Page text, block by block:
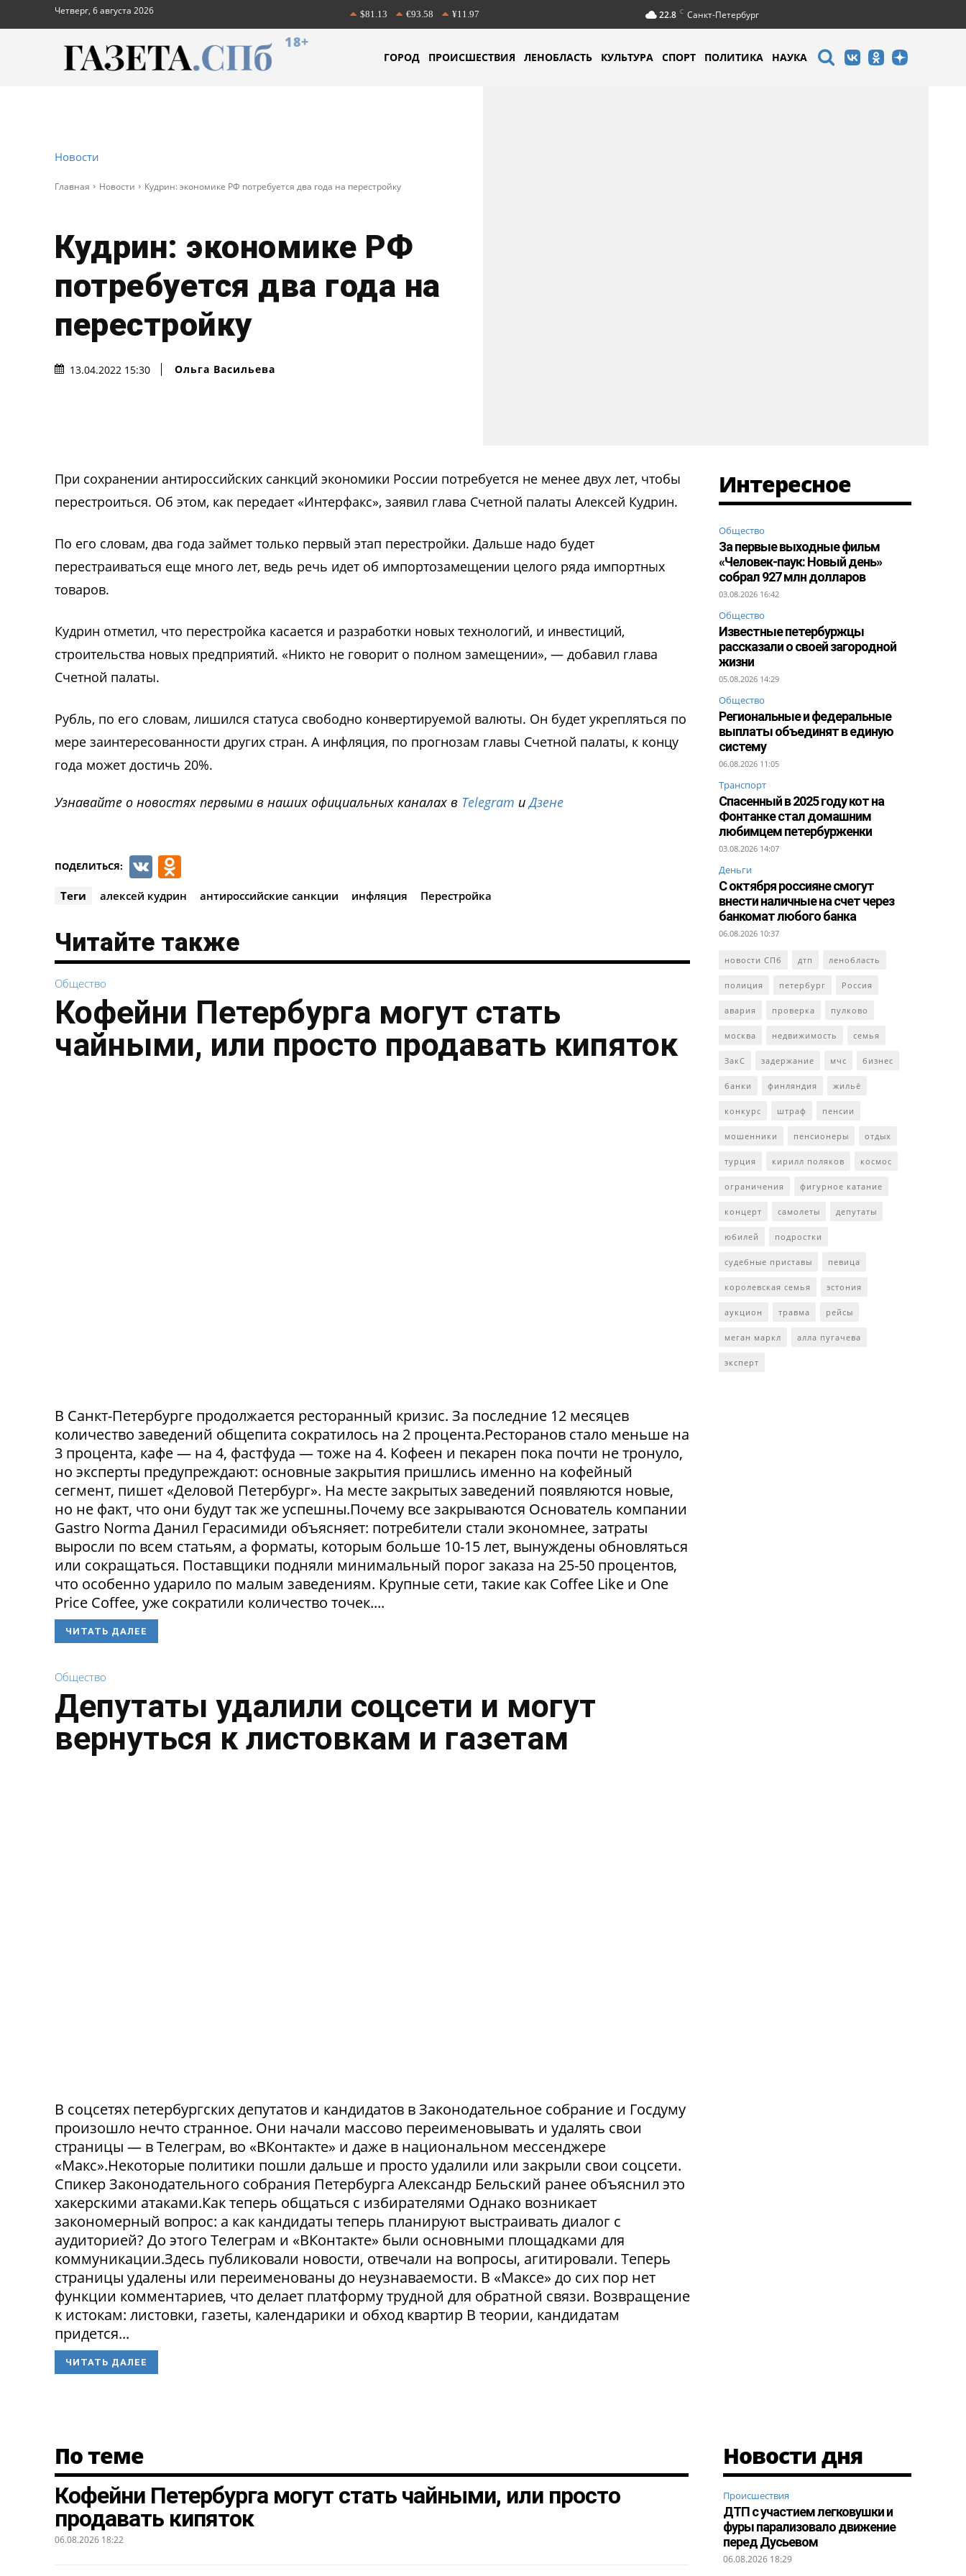
Четверг, 6 августа 2026 $81.13 €93.58 ¥11.97 22.8 C Санкт-Петербург
18+
ГОРОД ПРОИСШЕСТВИЯ ЛЕНОБЛАСТЬ КУЛЬТУРА СПОРТ ПОЛИТИКА НАУКА
Новости
Главная Новости Кудрин: экономике РФ потребуется два года на перестройку
Кудрин: экономике РФ
потребуется два года на
перестройку
13.04.2022 15:30 Ольга Васильева
При сохранении антироссийских санкций экономики России потребуется не менее двух лет, чтобы
перестроиться. Об этом, как передает «Интерфакс», заявил глава Счетной палаты Алексей Кудрин.
По его словам, два года займет только первый этап перестройки. Дальше надо будет
перестраиваться еще много лет, ведь речь идет об импортозамещении целого ряда импортных
товаров.
Кудрин отметил, что перестройка касается и разработки новых технологий, и инвестиций,
строительства новых предприятий. «Никто не говорит о полном замещении», — добавил глава
Счетной палаты.
Рубль, по его словам, лишился статуса свободно конвертируемой валюты. Он будет укрепляться по
мере заинтересованности других стран. А инфляция, по прогнозам главы Счетной палаты, к концу
года может достичь 20%.
Узнавайте о новостях первыми в наших официальных каналах в Telegram иДзене
ПОДЕЛИТЬСЯ: VK
Теги алексей кудрин антироссийские санкции инфляция Перестройка
Читайте также
Общество
Кофейни Петербурга могут стать
чайными, или просто продавать кипяток
В Санкт-Петербурге продолжается ресторанный кризис. За последние 12 месяцев
количество заведений общепита сократилось на 2 процента.Ресторанов стало меньше на
3 процента, кафе — на 4, фастфуда — тоже на 4. Кофеен и пекарен пока почти не тронуло,
но эксперты предупреждают: основные закрытия пришлись именно на кофейный
сегмент, пишет «Деловой Петербург». На месте закрытых заведений появляются новые,
но не факт, что они будут так же успешны.Почему все закрываются Основатель компании
Gastro Norma Данил Герасимиди объясняет: потребители стали экономнее, затраты
выросли по всем статьям, а форматы, которым больше 10-15 лет, вынуждены обновляться
или сокращаться. Поставщики подняли минимальный порог заказа на 25-50 процентов,
что особенно ударило по малым заведениям. Крупные сети, такие как Coffee Like и One
Price Coffee, уже сократили количество точек....
ЧИТАТЬ ДАЛЕЕ
Общество
Депутаты удалили соцсети и могут
вернуться к листовкам и газетам
В соцсетях петербургских депутатов и кандидатов в Законодательное собрание и Госдуму
произошло нечто странное. Они начали массово переименовывать и удалять свои
страницы — в Телеграм, во «ВКонтакте» и даже в национальном мессенджере
«Макс».Некоторые политики пошли дальше и просто удалили или закрыли свои соцсети.
Спикер Законодательного собрания Петербурга Александр Бельский ранее объяснил это
хакерскими атаками.Как теперь общаться с избирателями Однако возникает
закономерный вопрос: а как кандидаты теперь планируют выстраивать диалог с
аудиторией? До этого Телеграм и «ВКонтакте» были основными площадками для
коммуникации.Здесь публиковали новости, отвечали на вопросы, агитировали. Теперь
страницы удалены или переименованы до неузнаваемости. В «Максе» до сих пор нет
функции комментариев, что делает платформу трудной для обратной связи. Возвращение
к истокам: листовки, газеты, календарики и обход квартир В теории, кандидатам
придется...
ЧИТАТЬ ДАЛЕЕ
Интересное
Общество
За первые выходные фильм
«Человек-паук: Новый день»
собрал 927 млн долларов
03.08.2026 16:42
Общество
Известные петербуржцы
рассказали о своей загородной
жизни
05.08.2026 14:29
Общество
Региональные и федеральные
выплаты объединят в единую
систему
06.08.2026 11:05
Транспорт
Спасенный в 2025 году кот на
Фонтанке стал домашним
любимцем петербурженки
03.08.2026 14:07
Деньги
С октября россияне смогут
внести наличные на счет через
банкомат любого банка
06.08.2026 10:37
новости СПб дтп ленобласть
полиция петербург Россия
авария проверка пулково
москва недвижимость семья
ЗакС задержание мчс бизнес
банки финляндия жильё
конкурс штраф пенсии
мошенники пенсионеры отдых
турция кирилл поляков космос
ограничения фигурное катание
концерт самолеты депутаты
юбилей подростки
судебные приставы певица
королевская семья эстония
аукцион травма рейсы
меган маркл алла пугачева
эксперт
Новости дня
Происшествия
ДТП с участием легковушки и
фуры парализовало движение
перед Дусьевом
06.08.2026 18:29
По теме
Кофейни Петербурга могут стать чайными, или просто
продавать кипяток
06.08.2026 18:22